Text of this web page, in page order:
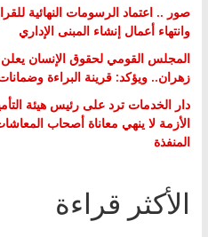
صور .. اعتماد الرسومات النهائية
وانتهاء أعمال إنشاء المبنى الإداري
المجلس القومي لحقوق الإنسان
زهران.. ويؤكد: قرينة البراءة
دار الخدمات ترد على رئيس هيئة
الأزمة لا ينهي معاناة أصحاب
المنفذة
الأكثر قراءة